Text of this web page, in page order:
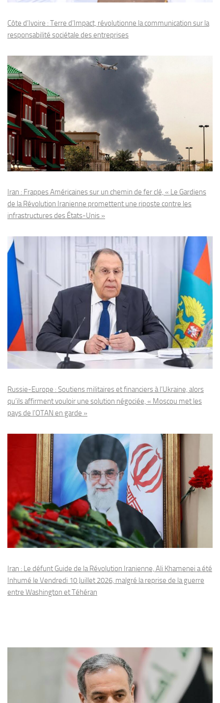
Côte d’Ivoire : Terre d’Impact, révolutionne la communication sur la
responsabilité sociétale des entreprises
Iran : Frappes Américaines sur un chemin de fer clé, « Le Gardiens
de la Révolution Iranienne promettent une riposte contre les
infrastructures des États-Unis »
Russie-Europe : Soutiens militaires et financiers à l’Ukraine, alors
qu’ils affirment vouloir une solution négociée, « Moscou met les
pays de l’OTAN en garde »
Iran : Le défunt Guide de la Révolution Iranienne, Ali Khamenei a été
Inhumé le Vendredi 10 Juillet 2026, malgré la reprise de la guerre
entre Washington et Téhéran